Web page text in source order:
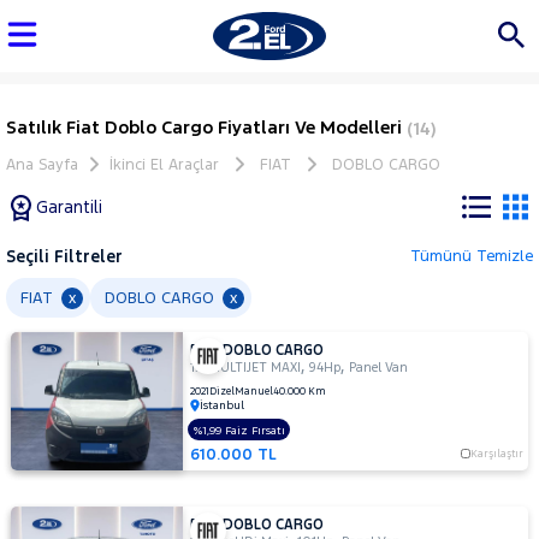
Satılık Fiat Doblo Cargo Fiyatları Ve Modelleri (14)
Ana Sayfa İkinci El Araçlar FIAT DOBLO CARGO
Garantili
Tüm
Araçlar
AUDI
BMC
BMW
BYD
Seçili Filtreler Tümünü Temizle
FIAT x DOBLO CARGO x
FIAT DOBLO CARGO
1.3 MULTIJET MAXI ,94Hp, Panel Van
2021 DizelManuel40.000 Km
İstanbul
610.000 TL Karşılaştır
%1,99 Faiz Fırsatı
FIAT DOBLO CARGO